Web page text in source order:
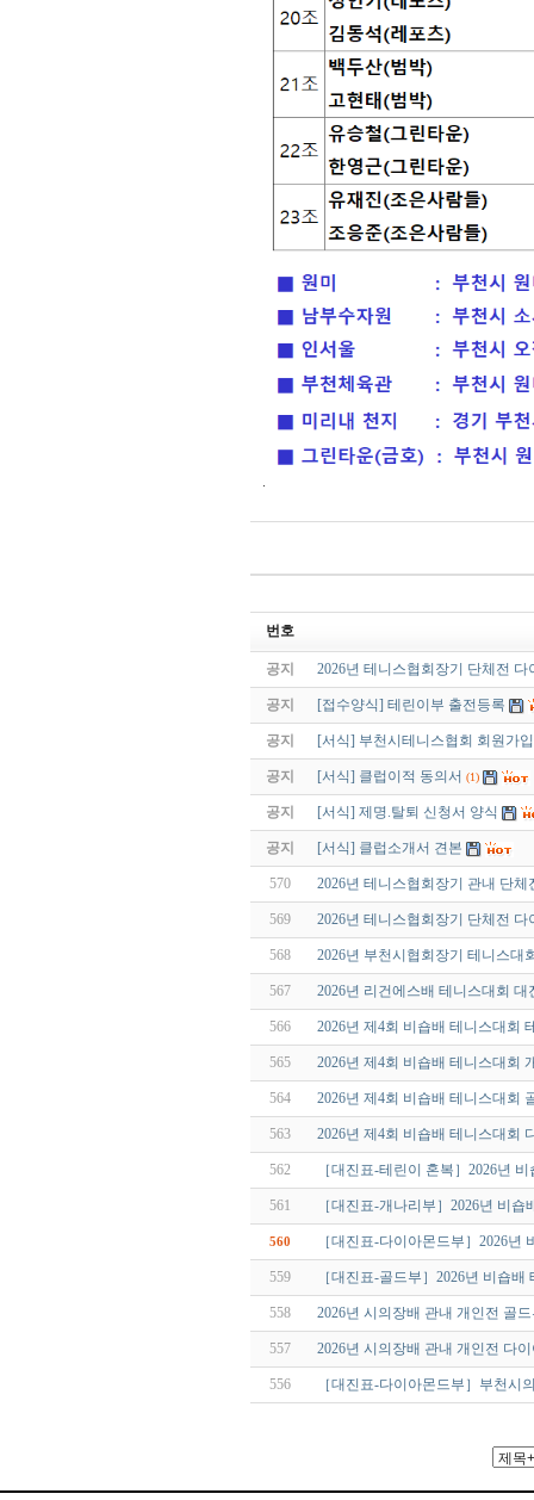
.
번호
공지 2026년 테니스협회장기 단체전
공지 [접수양식] 테린이부 출전등록
공지 [서식] 부천시테니스협회 회원가
공지 [서식] 클럽이적 동의서 (1)
공지 [서식] 제명.탈퇴 신청서 양식
공지 [서식] 클럽소개서 견본
570 2026년 테니스협회장기 관내 단
569 2026년 테니스협회장기 단체전
568 2026년 부천시협회장기 테니스대
567 2026년 리건에스배 테니스대회 대
566 2026년 제4회 비숍배 테니스대회
565 2026년 제4회 비숍배 테니스대회
564 2026년 제4회 비숍배 테니스대회
563 2026년 제4회 비숍배 테니스대회
562 ［대진표-테린이 혼복］2026년
561 ［대진표-개나리부］2026년 비숍
560 ［대진표-다이아몬드부］2026년
559 ［대진표-골드부］2026년 비숍배
558 2026년 시의장배 관내 개인전 골
557 2026년 시의장배 관내 개인전 다
556 ［대진표-다이아몬드부］부천시